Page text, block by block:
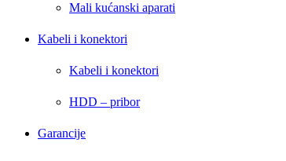
Mali kućanski aparati
Kabeli i konektori
Kabeli i konektori
HDD – pribor
Garancije